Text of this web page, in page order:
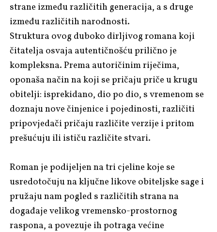
strane između različitih generacija, a s druge
između različitih narodnosti.
Struktura ovog duboko dirljivog romana koji
čitatelja osvaja autentičnošću prilično je
kompleksna. Prema autoričinim riječima,
oponaša način na koji se pričaju priče u krugu
obitelji: isprekidano, dio po dio, s vremenom se
doznaju nove činjenice i pojedinosti, različiti
pripovjedači pričaju različite verzije i pritom
prešućuju ili ističu različite stvari.
Roman je podijeljen na tri cjeline koje se
usredotočuju na ključne likove obiteljske sage i
pružaju nam pogled s različitih strana na
događaje velikog vremensko-prostornog
raspona, a povezuje ih potraga većine